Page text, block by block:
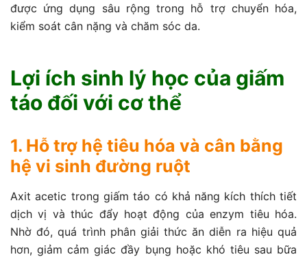
được ứng dụng sâu rộng trong hỗ trợ chuyển hóa,
kiểm soát cân nặng và chăm sóc da.
Lợi ích sinh lý học của giấm
táo đối với cơ thể
1. Hỗ trợ hệ tiêu hóa và cân bằng
hệ vi sinh đường ruột
Axit acetic trong giấm táo có khả năng kích thích tiết
dịch vị và thúc đẩy hoạt động của enzym tiêu hóa.
Nhờ đó, quá trình phân giải thức ăn diễn ra hiệu quả
hơn, giảm cảm giác đầy bụng hoặc khó tiêu sau bữa